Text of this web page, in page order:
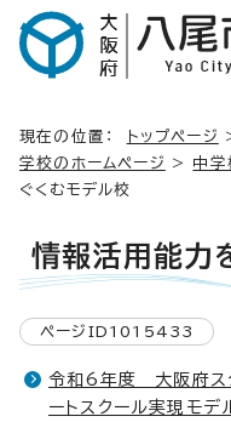
現在の位置： トップページ
学校のホームページ
> 中学
ぐくむモデル校
情報活用能力
ページID1015433
令和6年度 大阪府ス
ートスクール実現モデ